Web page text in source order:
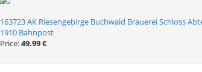
163723 AK Riesengebirge Buchwald Brauerei Schloss
1910 Bahnpost
Price:49.99 €